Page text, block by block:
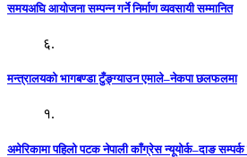
समयअघि आयोजना सम्पन्न गर्ने निर्माण व्यवसायी सम्मानित
६.
मन्त्रालयको भागबण्डा टुँङ्ग्याउन एमाले–नेकपा छलफलमा
१.
अमेरिकामा पहिलो पटक नेपाली काँग्रेस न्यूयोर्क–दाङ